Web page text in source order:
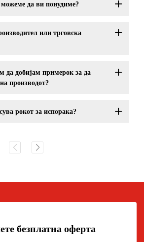
да ви понудиме?
или трговска
добијам примерок за да
производот?
рокот за испорака?
безплатна оферта